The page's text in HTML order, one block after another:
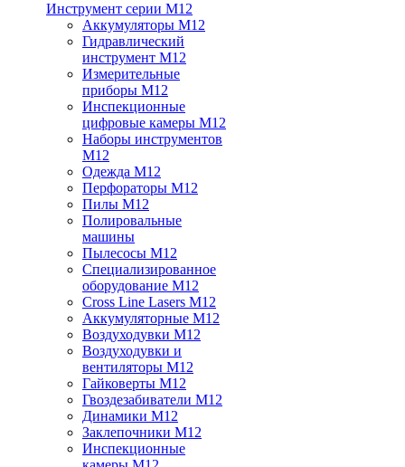
Инструмент серии M12
Аккумуляторы M12
Гидравлический
инструмент M12
Измерительные
приборы M12
Инспекционные
цифровые камеры M12
Наборы инструментов
M12
Одежда M12
Перфораторы M12
Пилы M12
Полировальные
машины
Пылесосы M12
Специализированное
оборудование M12
Cross Line Lasers M12
Аккумуляторные M12
Воздуходувки M12
Воздуходувки и
вентиляторы M12
Гайковерты M12
Гвоздезабиватели M12
Динамики M12
Заклепочники M12
Инспекционные